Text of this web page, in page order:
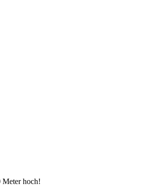
Meter hoch!